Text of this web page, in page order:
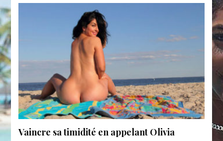
Vaincre sa timidité en appelant Olivia